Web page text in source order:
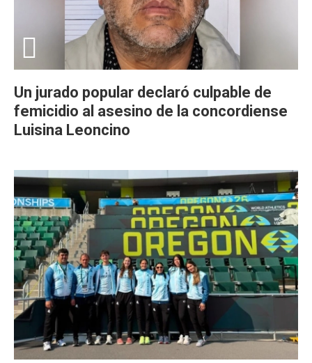
Un jurado popular declaró culpable de
femicidio al asesino de la concordiense
Luisina Leoncino